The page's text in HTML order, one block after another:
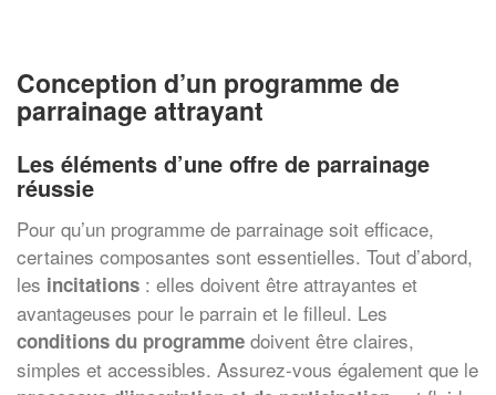
Conception d’un programme de
parrainage attrayant
Les éléments d’une offre de parrainage
réussie
Pour qu’un programme de parrainage soit efficace,
certaines composantes sont essentielles. Tout d’abord,
les incitations : elles doivent être attrayantes et
avantageuses pour le parrain et le filleul. Les
conditions du programme doivent être claires,
simples et accessibles. Assurez-vous également que le